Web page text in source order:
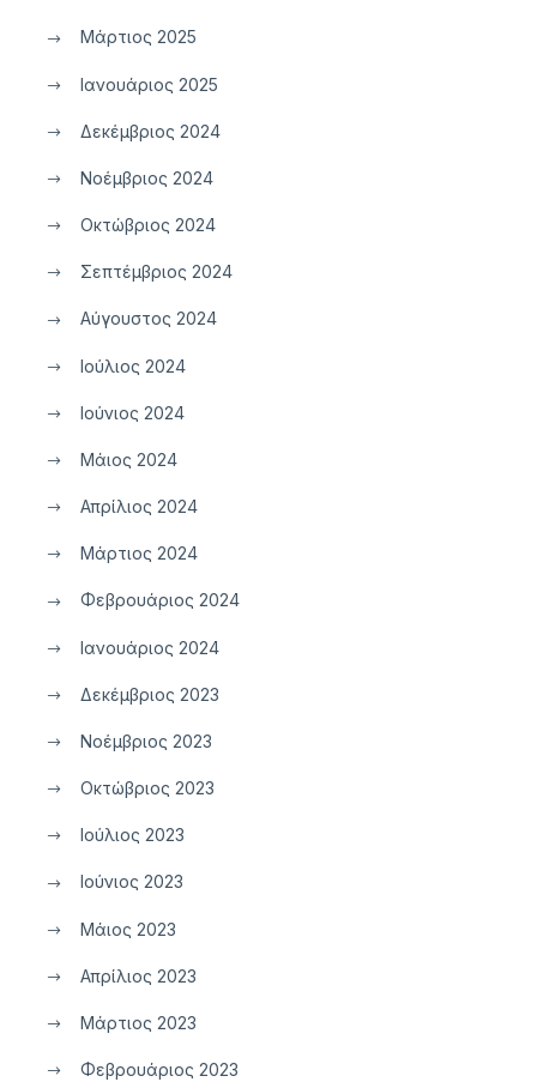
Μάρτιος 2025
Ιανουάριος 2025
Δεκέμβριος 2024
Νοέμβριος 2024
Οκτώβριος 2024
Σεπτέμβριος 2024
Αύγουστος 2024
Ιούλιος 2024
Ιούνιος 2024
Μάιος 2024
Απρίλιος 2024
Μάρτιος 2024
Φεβρουάριος 2024
Ιανουάριος 2024
Δεκέμβριος 2023
Νοέμβριος 2023
Οκτώβριος 2023
Ιούλιος 2023
Ιούνιος 2023
Μάιος 2023
Απρίλιος 2023
Μάρτιος 2023
Φεβρουάριος 2023